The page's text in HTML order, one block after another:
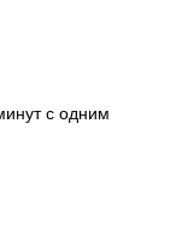
с одним